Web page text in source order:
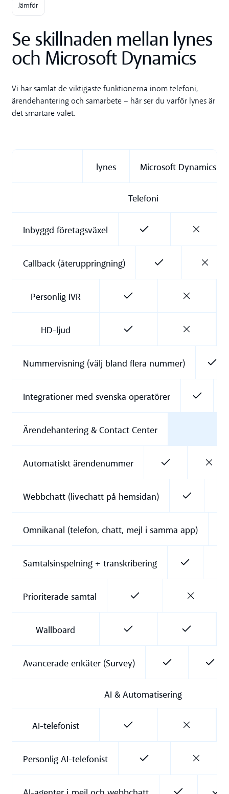
Jämför
Se skillnaden mellan lynes
och Microsoft Dynamics
Vi har samlat de viktigaste funktionerna inom telefoni,
ärendehantering och samarbete – här ser du varför lynes är
det smartare valet.
lynes Microsoft Dynamics
Telefoni
Inbyggd företagsväxel
Callback (återuppringning)
Personlig IVR
HD-ljud
Nummervisning (välj bland flera nummer)
Integrationer med svenska operatörer
Ärendehantering & Contact Center
Automatiskt ärendenummer
Webbchatt (livechatt på hemsidan)
Omnikanal (telefon, chatt, mejl i samma app)
Samtalsinspelning + transkribering
Prioriterade samtal
Wallboard
Avancerade enkäter (Survey)
AI & Automatisering
AI-telefonist
Personlig AI-telefonist